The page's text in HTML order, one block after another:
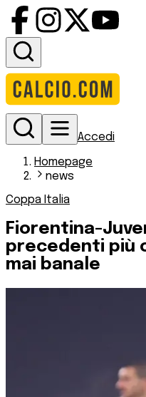
Accedi
Homepage
news
Coppa Italia
Fiorentina-
precedenti più
mai banale